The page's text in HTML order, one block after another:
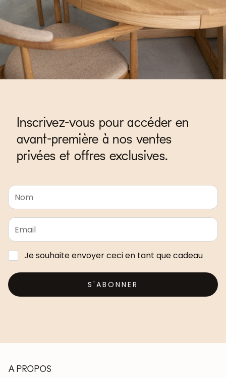
Inscrivez-vous pour accéder en
avant-première à nos ventes
privées et offres exclusives.
Je souhaite envoyer ceci en tant que cadeau
S'ABONNER
A PROPOS